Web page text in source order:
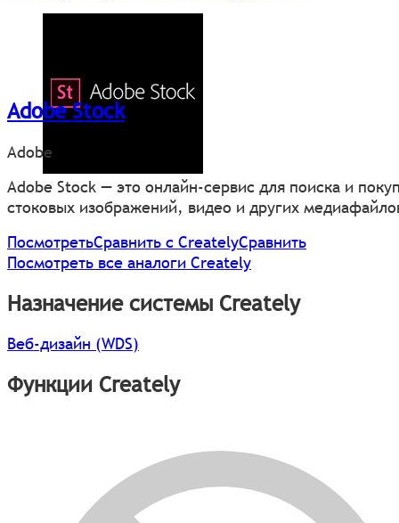
Adobe Stock
Adobe
Adobe Stock — это онлайн-сервис для поиска и
стоковых изображений, видео и других
ПосмотретьСравнить с CreatelyСравнить
Посмотреть все аналоги Creately
Назначение системы Creately
Веб-дизайн (WDS)
Функции Creately